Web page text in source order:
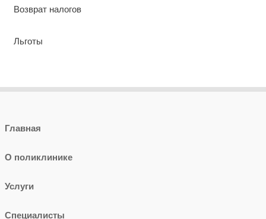
Возврат налогов
Льготы
Главная
О поликлинике
Услуги
Специалисты